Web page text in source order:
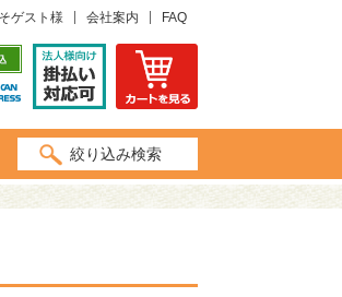
ゲスト様 会社案内 FAQ
絞り込み検索